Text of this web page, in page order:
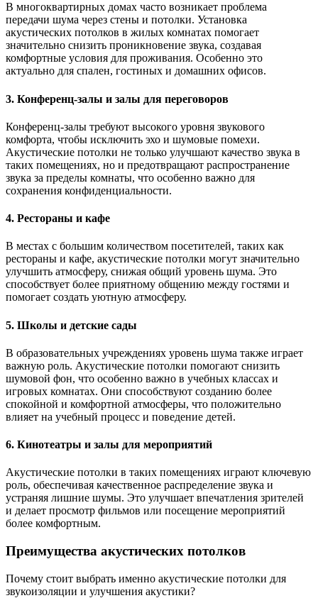
В многоквартирных домах часто возникает проблема
передачи шума через стены и потолки. Установка
акустических потолков в жилых комнатах помогает
значительно снизить проникновение звука, создавая
комфортные условия для проживания. Особенно это
актуально для спален, гостиных и домашних офисов.
3. Конференц-залы и залы для переговоров
Конференц-залы требуют высокого уровня звукового
комфорта, чтобы исключить эхо и шумовые помехи.
Акустические потолки не только улучшают качество звука в
таких помещениях, но и предотвращают распространение
звука за пределы комнаты, что особенно важно для
сохранения конфиденциальности.
4. Рестораны и кафе
В местах с большим количеством посетителей, таких как
рестораны и кафе, акустические потолки могут значительно
улучшить атмосферу, снижая общий уровень шума. Это
способствует более приятному общению между гостями и
помогает создать уютную атмосферу.
5. Школы и детские сады
В образовательных учреждениях уровень шума также играет
важную роль. Акустические потолки помогают снизить
шумовой фон, что особенно важно в учебных классах и
игровых комнатах. Они способствуют созданию более
спокойной и комфортной атмосферы, что положительно
влияет на учебный процесс и поведение детей.
6. Кинотеатры и залы для мероприятий
Акустические потолки в таких помещениях играют ключевую
роль, обеспечивая качественное распределение звука и
устраняя лишние шумы. Это улучшает впечатления зрителей
и делает просмотр фильмов или посещение мероприятий
более комфортным.
Преимущества акустических потолков
Почему стоит выбрать именно акустические потолки для
звукоизоляции и улучшения акустики?